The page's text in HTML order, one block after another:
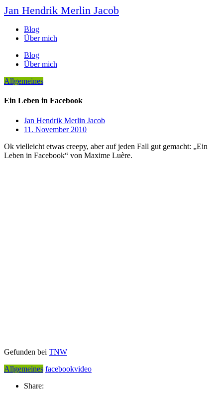
Jan Hendrik Merlin Jacob
Blog
Über mich
Blog
Über mich
Allgemeines
Ein Leben in Facebook
Jan Hendrik Merlin Jacob
11. November 2010
Ok vielleicht etwas creepy, aber auf jeden Fall gut gemacht: „Ein
Leben in Facebook“ von Maxime Luère.
Gefunden bei TNW
Allgemeines facebookvideo
Share: